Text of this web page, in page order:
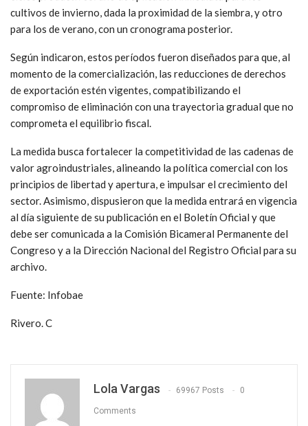
cultivos de invierno, dada la proximidad de la siembra, y otro
para los de verano, con un cronograma posterior.
Según indicaron, estos períodos fueron diseñados para que, al
momento de la comercialización, las reducciones de derechos
de exportación estén vigentes, compatibilizando el
compromiso de eliminación con una trayectoria gradual que no
comprometa el equilibrio fiscal.
La medida busca fortalecer la competitividad de las cadenas de
valor agroindustriales, alineando la política comercial con los
principios de libertad y apertura, e impulsar el crecimiento del
sector. Asimismo, dispusieron que la medida entrará en vigencia
al día siguiente de su publicación en el Boletín Oficial y que
debe ser comunicada a la Comisión Bicameral Permanente del
Congreso y a la Dirección Nacional del Registro Oficial para su
archivo.
Fuente: Infobae
Rivero. C
Lola Vargas 69967 Posts 0
Comments